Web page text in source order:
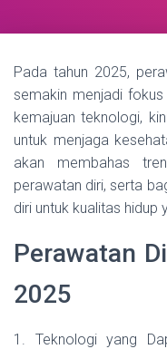
Pada tahun 2025,
semakin menjadi
kemajuan teknologi,
untuk menjaga
akan membahas
perawatan diri, serta
diri untuk kualitas hidup
Perawatan
2025
1. Teknologi yang